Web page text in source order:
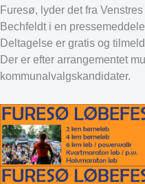
Furesø, lyder det fra
Bechfeldt i en
Deltagelse er gratis og
Der er efter arrangementet
kommunalvalgskandidater.